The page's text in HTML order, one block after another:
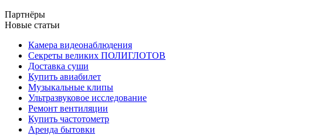
Партнёры
Новые статьи
Камера видеонаблюдения
Секреты великих ПОЛИГЛОТОВ
Доставка суши
Купить авиабилет
Музыкальные клипы
Ультразвуковое исследование
Ремонт вентиляции
Купить частотометр
Аренда бытовки